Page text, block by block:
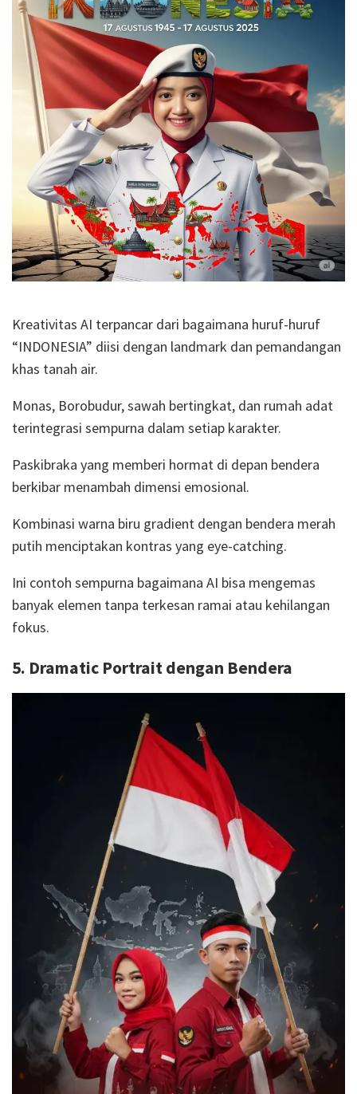
Kreativitas AI terpancar dari bagaimana huruf-huruf
“INDONESIA” diisi dengan landmark dan pemandangan
khas tanah air.
Monas, Borobudur, sawah bertingkat, dan rumah adat
terintegrasi sempurna dalam setiap karakter.
Paskibraka yang memberi hormat di depan bendera
berkibar menambah dimensi emosional.
Kombinasi warna biru gradient dengan bendera merah
putih menciptakan kontras yang eye-catching.
Ini contoh sempurna bagaimana AI bisa mengemas
banyak elemen tanpa terkesan ramai atau kehilangan
fokus.
5. Dramatic Portrait dengan Bendera